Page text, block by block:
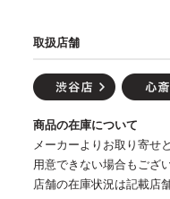
取扱店舗
商品の在庫について
メーカーよりお取り寄せ
用意できない場合もござ
店舗の在庫状況は記載店